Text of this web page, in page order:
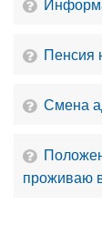
Пенсия
Смена
проживаю